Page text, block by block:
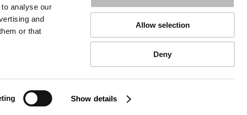
analyse our
and
or that
Show details
Allow selection
Deny